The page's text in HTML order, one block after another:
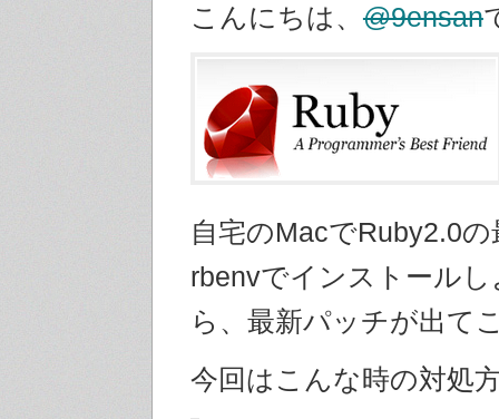
こんにちは、 @9ensan
自宅のMacでRuby2.0
rbenvでインストール
ら、最新パッチが出て
今回はこんな時の対処